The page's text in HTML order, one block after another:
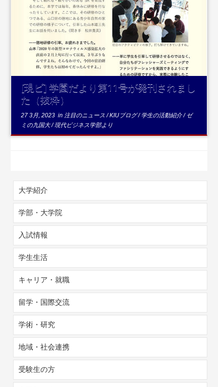
...続きを読む
[現ビ] 学園だより第11号が発刊されまし
た（抜粋）
27 3月, 2023 in 注目のニュース/KIUブログ/学生の活動紹介/ゼ
ミの九国大/現代ビジネス学部より
大学紹介
学部・大学院
入試情報
学生生活
キャリア・就職
留学・国際交流
学術・研究
地域・社会連携
受験生の方